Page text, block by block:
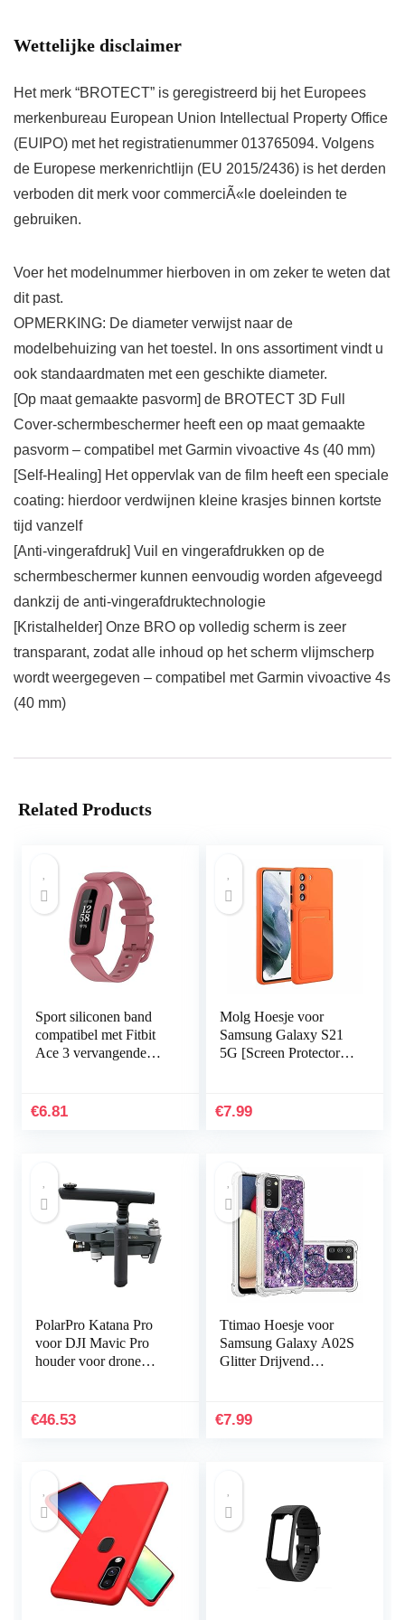
Wettelijke disclaimer
Het merk “BROTECT” is geregistreerd bij het Europees
merkenbureau European Union Intellectual Property Office
(EUIPO) met het registratienummer 013765094. Volgens
de Europese merkenrichtlijn (EU 2015/2436) is het derden
verboden dit merk voor commerciÃ«le doeleinden te
gebruiken.
Voer het modelnummer hierboven in om zeker te weten dat
dit past.
OPMERKING: De diameter verwijst naar de
modelbehuizing van het toestel. In ons assortiment vindt u
ook standaardmaten met een geschikte diameter.
[Op maat gemaakte pasvorm] de BROTECT 3D Full
Cover-schermbeschermer heeft een op maat gemaakte
pasvorm – compatibel met Garmin vivoactive 4s (40 mm)
[Self-Healing] Het oppervlak van de film heeft een speciale
coating: hierdoor verdwijnen kleine krasjes binnen kortste
tijd vanzelf
[Anti-vingerafdruk] Vuil en vingerafdrukken op de
schermbeschermer kunnen eenvoudig worden afgeveegd
dankzij de anti-vingerafdruktechnologie
[Kristalhelder] Onze BRO op volledig scherm is zeer
transparant, zodat alle inhoud op het scherm vlijmscherp
wordt weergegeven – compatibel met Garmin vivoactive 4s
(40 mm)
Related Products
Sport siliconen band
compatibel met Fitbit
Ace 3 vervangende
horlogearmband…
€6.81
Molg Hoesje voor
Samsung Galaxy S21
5G [Screen Protector]
Proof
€7.99
PolarPro Katana Pro
voor DJI Mavic Pro
houder voor drone
€46.53
Ttimao Hoesje voor
Samsung Galaxy A02S
Glitter Drijvend
Transparant Zacht
€7.99